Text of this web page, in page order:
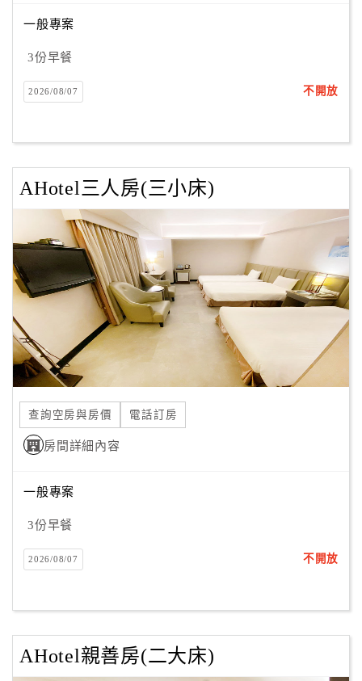
一般專案
3份早餐
2026/08/07 不開放
AHotel三人房(三小床)
查詢空房與房價 電話訂房
房間詳細內容
一般專案
3份早餐
2026/08/07 不開放
AHotel親善房(二大床)